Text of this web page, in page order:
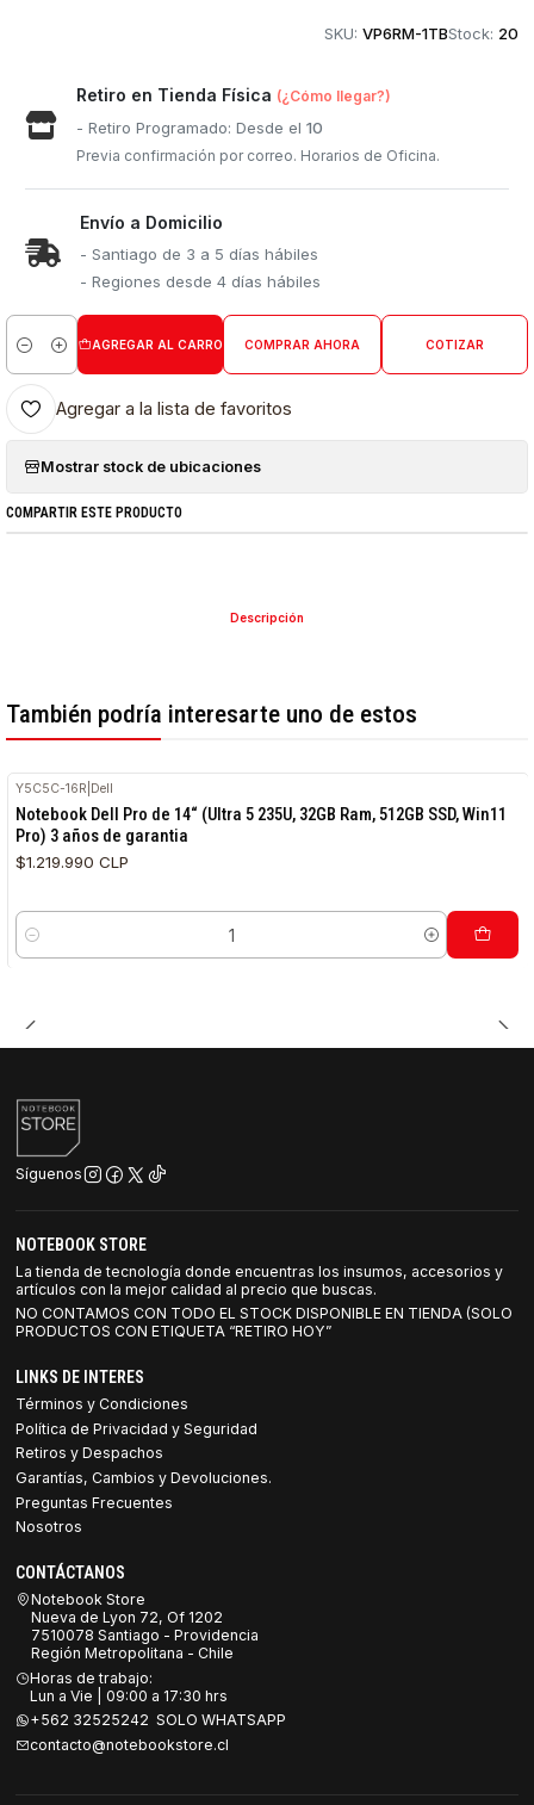
SKU: VP6RM-1TBStock: 20
Retiro en Tienda Física (¿Cómo llegar?)
- Retiro Programado: Desde el10
Previa confirmación por correo. Horarios de Oficina.
Envío a Domicilio
- Santiago de 3 a 5 días hábiles
- Regiones desde 4 días hábiles
Cantidad
AGREGAR AL CARRO COMPRAR AHORA COTIZAR
Agregar a la lista de favoritos
Mostrar stock de ubicaciones
COMPARTIR ESTE PRODUCTO
Descripción
También podría interesarte uno de estos
Y5C5C-16R Dell
Notebook Dell Pro de 14“ (Ultra 5 235U, 32GB Ram, 512GB SSD, Win11
Pro) 3 años de garantia
$1.219.990 CLP
Cantidad
Síguenos
NOTEBOOK STORE
La tienda de tecnología donde encuentras los insumos, accesorios y
artículos con la mejor calidad al precio que buscas.
NO CONTAMOS CON TODO EL STOCK DISPONIBLE EN TIENDA (SOLO
PRODUCTOS CON ETIQUETA “RETIRO HOY”
LINKS DE INTERES
Términos y Condiciones
Política de Privacidad y Seguridad
Retiros y Despachos
Garantías, Cambios y Devoluciones.
Preguntas Frecuentes
Nosotros
CONTÁCTANOS
Notebook Store
Nueva de Lyon 72, Of 1202
7510078 Santiago - Providencia
Región Metropolitana - Chile
Horas de trabajo:
Lun a Vie | 09:00 a 17:30 hrs
+562 32525242 SOLO WHATSAPP
contacto@notebookstore.cl